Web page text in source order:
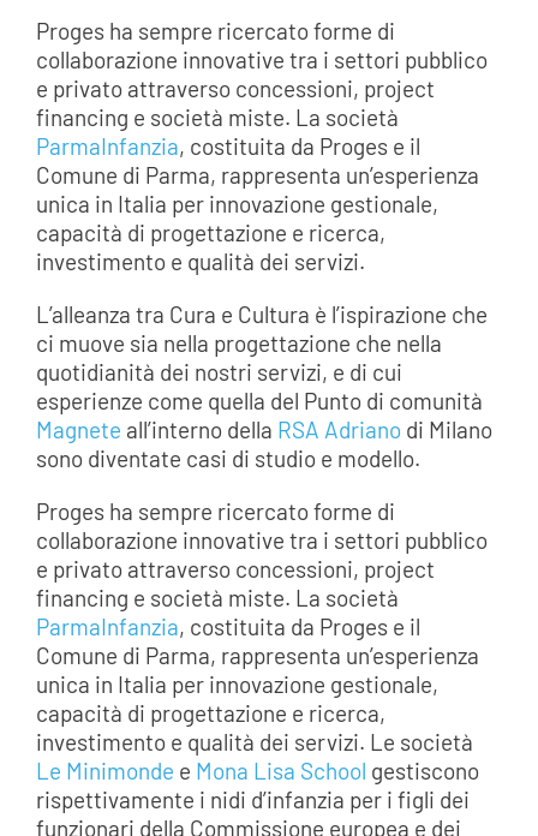
Proges ha sempre ricercato forme di
collaborazione innovative tra i settori pubblico
e privato attraverso concessioni, project
financing e società miste. La società
ParmaInfanzia, costituita da Proges e il
Comune di Parma, rappresenta un’esperienza
unica in Italia per innovazione gestionale,
capacità di progettazione e ricerca,
investimento e qualità dei servizi.
L’alleanza tra Cura e Cultura è l’ispirazione che
ci muove sia nella progettazione che nella
quotidianità dei nostri servizi, e di cui
esperienze come quella del Punto di comunità
Magnete all’interno della RSA Adriano di Milano
sono diventate casi di studio e modello.
Proges ha sempre ricercato forme di
collaborazione innovative tra i settori pubblico
e privato attraverso concessioni, project
financing e società miste. La società
ParmaInfanzia, costituita da Proges e il
Comune di Parma, rappresenta un’esperienza
unica in Italia per innovazione gestionale,
capacità di progettazione e ricerca,
investimento e qualità dei servizi. Le società
Le Minimonde e Mona Lisa School gestiscono
rispettivamente i nidi d’infanzia per i figli dei
funzionari della Commissione europea e dei